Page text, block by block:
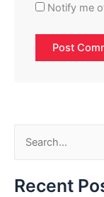
Notify me
a
Recent